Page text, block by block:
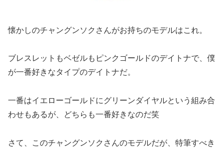
懐かしのチャングンソクさんがお持ちのモデルはこれ。
ブレスレットもベゼルもピンクゴールドのデイトナで、僕
が一番好きなタイプのデイトナだ。
一番はイエローゴールドにグリーンダイヤルという組み合
わせもあるが、どちらも一番好きなのだ笑
さて、このチャングンソクさんのモデルだが、特筆すべき